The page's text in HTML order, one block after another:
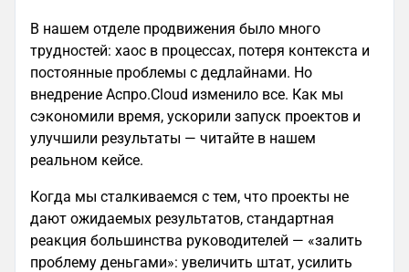
В нашем отделе продвижения было много
трудностей: хаос в процессах, потеря контекста и
постоянные проблемы с дедлайнами. Но
внедрение Аспро.Cloud изменило все. Как мы
сэкономили время, ускорили запуск проектов и
улучшили результаты — читайте в нашем
реальном кейсе.
Когда мы сталкиваемся с тем, что проекты не
дают ожидаемых результатов, стандартная
реакция большинства руководителей — «залить
проблему деньгами»: увеличить штат, усилить